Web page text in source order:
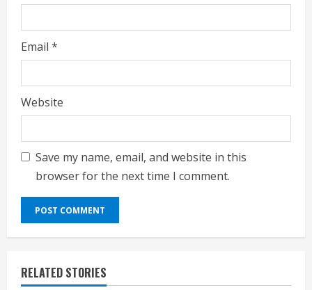
Email *
Website
Save my name, email, and website in this
browser for the next time I comment.
RELATED STORIES